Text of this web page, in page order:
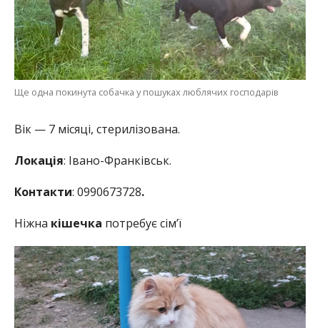
Ще одна покинута собачка у пошуках люблячих господарів
Вік — 7 місяці, стерилізована.
Локація: Івано-Франківськ.
Контакти: 0990673728.
Ніжна кішечка потребує сім’ї